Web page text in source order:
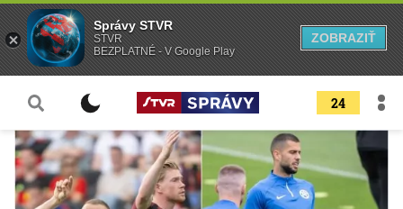
24
Správy STVR
STVR
BEZPLATNÉ - V Google Play
ZOBRAZIŤ